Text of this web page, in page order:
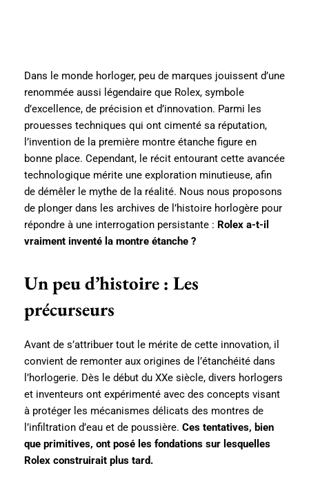
Dans le monde horloger, peu de marques jouissent d’une
renommée aussi légendaire que Rolex, symbole
d’excellence, de précision et d’innovation. Parmi les
prouesses techniques qui ont cimenté sa réputation,
l’invention de la première montre étanche figure en
bonne place. Cependant, le récit entourant cette avancée
technologique mérite une exploration minutieuse, afin
de démêler le mythe de la réalité. Nous nous proposons
de plonger dans les archives de l’histoire horlogère pour
répondre à une interrogation persistante : Rolex a-t-il
vraiment inventé la montre étanche ?
Un peu d’histoire : Les
précurseurs
Avant de s’attribuer tout le mérite de cette innovation, il
convient de remonter aux origines de l’étanchéité dans
l’horlogerie. Dès le début du XXe siècle, divers horlogers
et inventeurs ont expérimenté avec des concepts visant
à protéger les mécanismes délicats des montres de
l’infiltration d’eau et de poussière. Ces tentatives, bien
que primitives, ont posé les fondations sur lesquelles
Rolex construirait plus tard.